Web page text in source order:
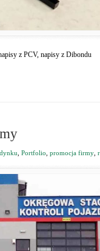
napisy z PCV, napisy z
Portfolio promocja firmy